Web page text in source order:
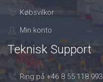
Købsvilkor
Min konto
Teknisk Support
Ring på +46 8 55 118 993